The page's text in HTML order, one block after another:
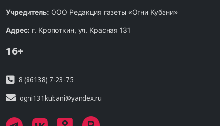
Учредитель: ООО Редакция газеты «Огни Кубани»
Адрес: г. Кропоткин, ул. Красная 131
16+
8 (86138) 7-23-75
ogni131kubani@yandex.ru